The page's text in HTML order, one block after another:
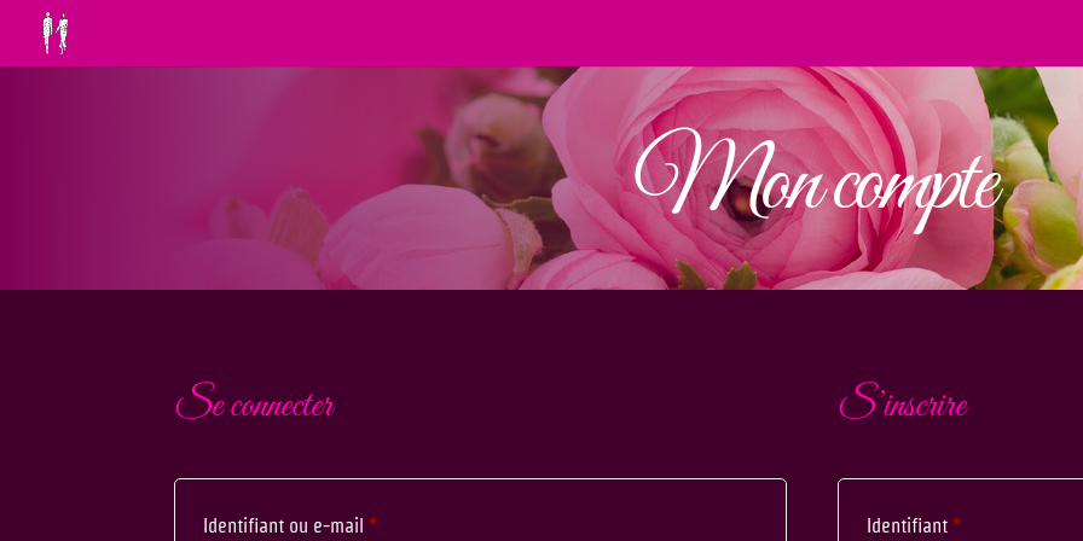
Mon compte
Se connecter
Identifiant ou e-mail *
S’inscrire
Identifiant *